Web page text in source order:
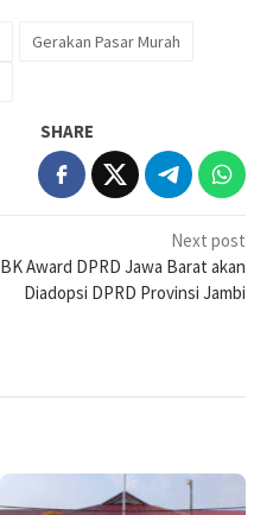
Gerakan Pasar Murah
SHARE
Next post
BK Award DPRD Jawa Barat akan
Diadopsi DPRD Provinsi Jambi